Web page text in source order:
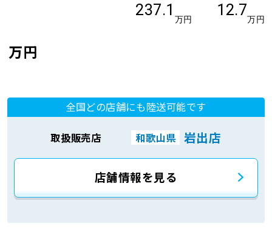
万円
237.1
万円
12.7
万円
全国どの店舗にも陸送可能です
取扱販売店 和歌山県 岩出店
店舗情報を見る